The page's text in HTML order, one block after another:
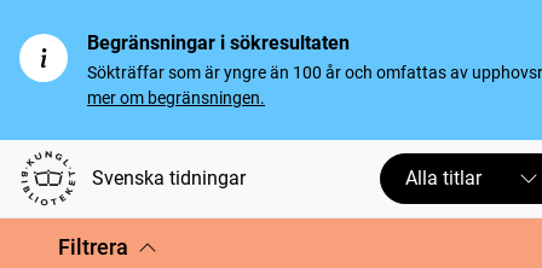
Begränsningar i sökresultaten
Sökträffar som är yngre än 100 år och omfattas av
mer om begränsningen.
Svenska tidningar Alla titlar
Filtrera